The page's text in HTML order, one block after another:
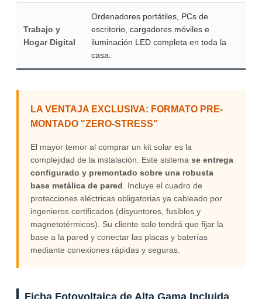
Trabajo y
Hogar Digital
Ordenadores portátiles, PCs de
escritorio, cargadores móviles e
iluminación LED completa en toda la
casa.
LA VENTAJA EXCLUSIVA: FORMATO PRE-
MONTADO "ZERO-STRESS"
El mayor temor al comprar un kit solar es la
complejidad de la instalación. Este sistema se entrega
configurado y premontado sobre una robusta
base metálica de pared. Incluye el cuadro de
protecciones eléctricas obligatorias ya cableado por
ingenieros certificados (disyuntores, fusibles y
magnetotérmicos). Su cliente solo tendrá que fijar la
base a la pared y conectar las placas y baterías
mediante conexiones rápidas y seguras.